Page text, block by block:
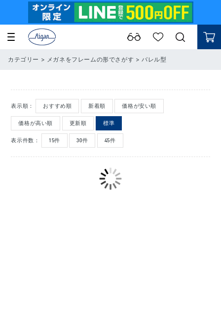
カテゴリー > メガネをフレームの形でさがす >バレル型
表示順： おすすめ順 新着順 価格が安い順
価格が高い順 更新順 標準
表示件数： 15件 30件 45件